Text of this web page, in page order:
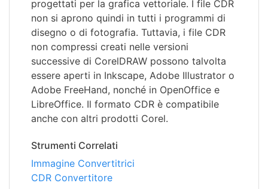
progettati per la grafica vettoriale. I file CDR
non si aprono quindi in tutti i programmi di
disegno o di fotografia. Tuttavia, i file CDR
non compressi creati nelle versioni
successive di CorelDRAW possono talvolta
essere aperti in Inkscape, Adobe Illustrator o
Adobe FreeHand, nonché in OpenOffice e
LibreOffice. Il formato CDR è compatibile
anche con altri prodotti Corel.
Strumenti Correlati
Immagine Convertitrici
CDR Convertitore